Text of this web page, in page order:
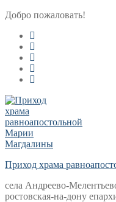
Перейти
содержимому
Меню
Закрыть
Добро пожаловать!
Приход храма
села Андреево-
ростовская-на-дону